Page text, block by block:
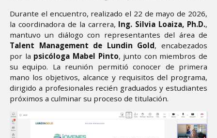
Durante el encuentro, realizado el 22 de mayo de 2026,
la coordinadora de la carrera, Ing. Silvia Loaiza, Ph.D.,
mantuvo un diálogo con representantes del área de
Talent Management de Lundin Gold, encabezados
por la psicóloga Mabel Pinto, junto con miembros de
su equipo. La reunión permitió conocer de primera
mano los objetivos, alcance y requisitos del programa,
dirigido a profesionales recién graduados y estudiantes
próximos a culminar su proceso de titulación.